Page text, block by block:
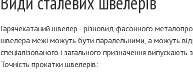
Гарячекатаний швелер - різновид фасонного
швелера межі можуть бути паралельними, а можуть
спеціалізованого і загального призначення
Точність прокатки швелерів: